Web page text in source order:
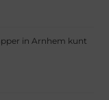
in Arnhem kunt